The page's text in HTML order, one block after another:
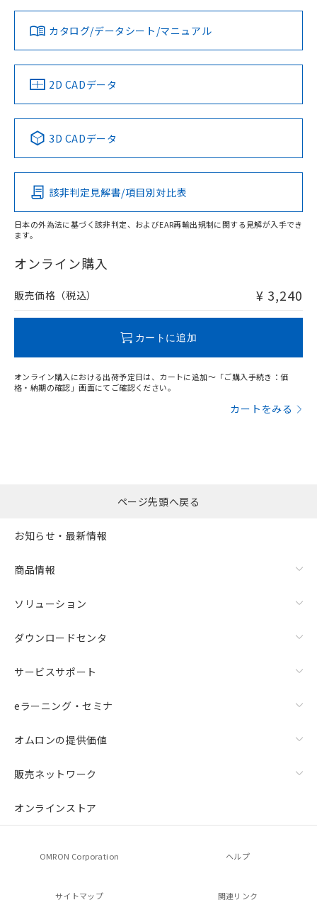
ダウンロードデータをご利用いただく前に、以下を必ずお読
みください。
ソフトウェアの使用条件
対応済み
中国 RoHS 注意事項・凡例
Pb Hg Cd Cr(VI)
O
在庫等で未対応品が混在する可能性があります。
問い合わせください。
LR型式承認
（イギリス
船舶規格）
DNV型式承認
（ノルウェー
BV型式承認
（フランス
KR型式
（韓国
No No No No
この製品の規格認証/適合状況ページへ
その他の認証はこちらのページからご検索ください
カタログ/データシート/マニュアル
2D CADデータ
3D CADデータ
該非判定見解書/項目別対比表
日本の外為法に基づく該非判定、およびEAR再輸出規制に関する見解が入手でき
ます。
オンライン購入
販売価格（税込） ¥ 3,240
カートに追加
オンライン購入における出荷予定日は、カートに追加～「ご購入手続き：価
格・納期の確認」画面にてご確認ください。
カートをみる
ページ先頭へ戻る
お知らせ・最新情報
商品情報
ソリューション
ダウンロードセンタ
サービスサポート
eラーニング・セミナ
オムロンの提供価値
販売ネットワーク
オンラインストア
OMRON Corporation ヘルプ
サイトマップ 関連リンク